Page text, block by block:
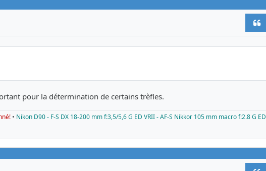
pour la détermination de certains trèfles.
• Nikon D90 - F-S DX 18-200 mm f:3,5/5,6 G ED VRII - AF-S Nikkor 105 mm macro f:2.8 G ED